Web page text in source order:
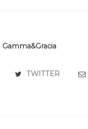
Gamma&Gracia
TWITTER